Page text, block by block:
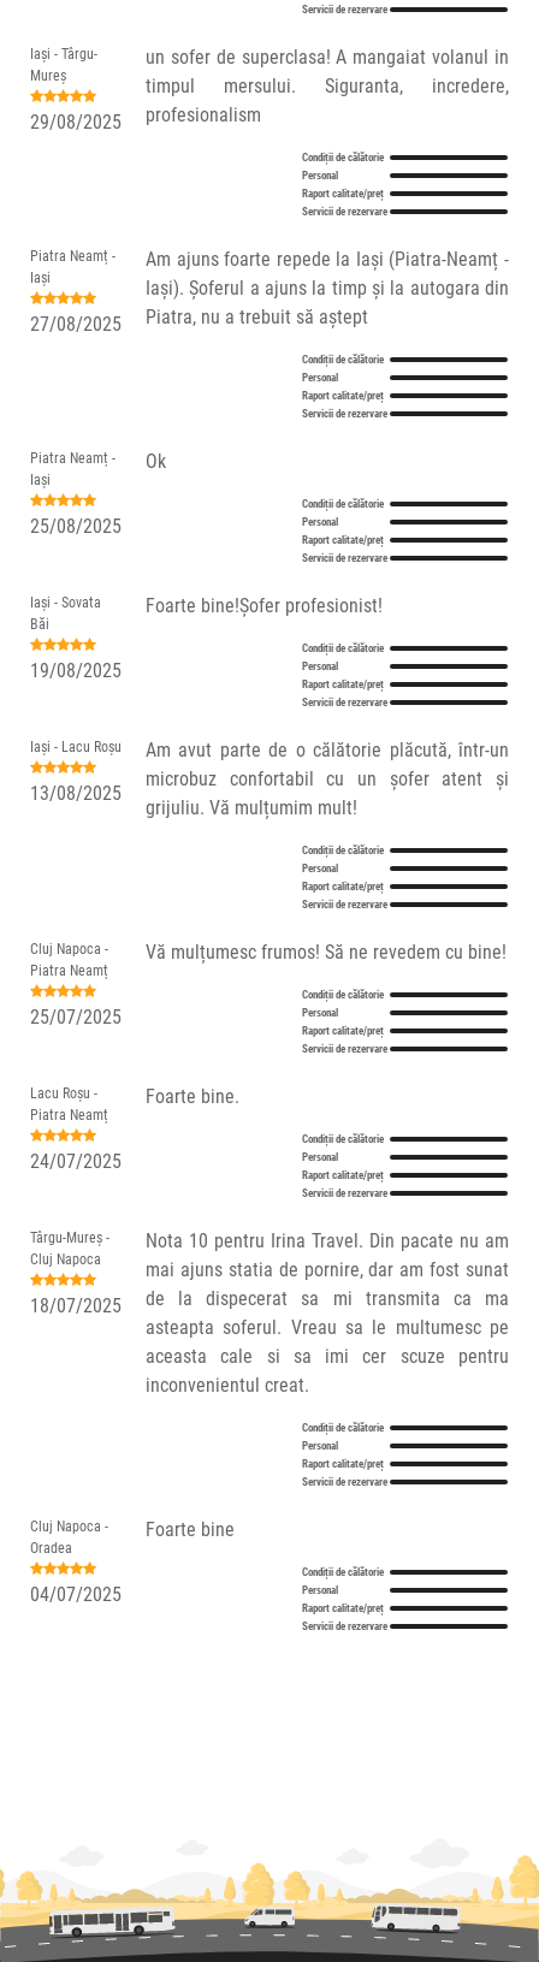
Servicii de rezervare
Iași - Târgu-
Mureș
29/08/2025
un sofer de superclasa! A mangaiat volanul in
timpul mersului. Siguranta, incredere,
profesionalism
Condiții de călătorie
Personal
Raport calitate/preț
Servicii de rezervare
Piatra Neamț -
Iași
27/08/2025
Am ajuns foarte repede la Iași (Piatra-Neamț -
Iași). Șoferul a ajuns la timp și la autogara din
Piatra, nu a trebuit să aștept
Condiții de călătorie
Personal
Raport calitate/preț
Servicii de rezervare
Piatra Neamț -
Iași
25/08/2025
Ok
Condiții de călătorie
Personal
Raport calitate/preț
Servicii de rezervare
Iași - Sovata
Băi
19/08/2025
Foarte bine!Șofer profesionist!
Condiții de călătorie
Personal
Raport calitate/preț
Servicii de rezervare
Iași - Lacu Roșu
13/08/2025
Am avut parte de o călătorie plăcută, într-un
microbuz confortabil cu un şofer atent şi
grijuliu. Vă mulțumim mult!
Condiții de călătorie
Personal
Raport calitate/preț
Servicii de rezervare
Cluj Napoca -
Piatra Neamț
25/07/2025
Vă mulțumesc frumos! Să ne revedem cu bine!
Condiții de călătorie
Personal
Raport calitate/preț
Servicii de rezervare
Lacu Roșu -
Piatra Neamț
24/07/2025
Foarte bine.
Condiții de călătorie
Personal
Raport calitate/preț
Servicii de rezervare
Târgu-Mureș -
Cluj Napoca
18/07/2025
Nota 10 pentru Irina Travel. Din pacate nu am
mai ajuns statia de pornire, dar am fost sunat
de la dispecerat sa mi transmita ca ma
asteapta soferul. Vreau sa le multumesc pe
aceasta cale si sa imi cer scuze pentru
inconvenientul creat.
Condiții de călătorie
Personal
Raport calitate/preț
Servicii de rezervare
Cluj Napoca -
Oradea
04/07/2025
Foarte bine
Condiții de călătorie
Personal
Raport calitate/preț
Servicii de rezervare